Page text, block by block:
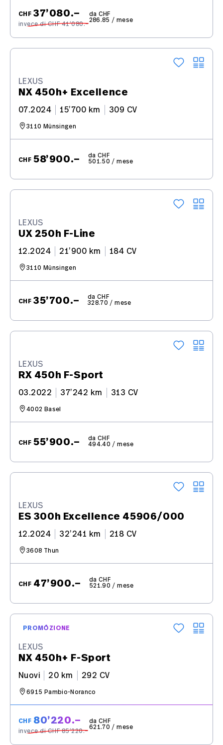
CHF 37’080.–
invece di CHF 41’080.–
da CHF
286.85 / mese
LEXUS
NX 450h+ Excellence
07.2024 15’700 km 309 CV
3110 Münsingen
CHF 58’900.– da CHF
501.50 / mese
LEXUS
UX 250h F-Line
12.2024 21’900 km 184 CV
3110 Münsingen
CHF 35’700.– da CHF
328.70 / mese
LEXUS
RX 450h F-Sport
03.2022 37’242 km 313 CV
4002 Basel
CHF 55’900.– da CHF
494.40 / mese
LEXUS
ES 300h Excellence 45906/000
12.2024 32’241 km 218 CV
3608 Thun
CHF 47’900.– da CHF
521.90 / mese
PROMOZIONE
LEXUS
NX 450h+ F-Sport
Nuovi 20 km 292 CV
6915 Pambio-Noranco
CHF 80’220.–
invece di CHF 85’220.–
da CHF
621.70 / mese